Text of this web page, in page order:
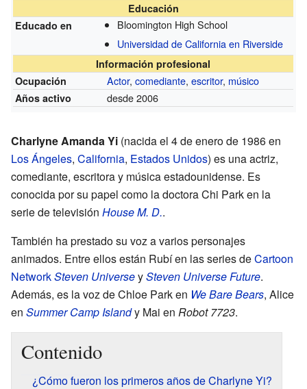
Educación
Educado en
Bloomington High School
Universidad de California en Riverside
Información profesional
Ocupación
Actor,comediante,escritor, músico
Años activo desde 2006
Charlyne Amanda Yi (nacida el 4 de enero de 1986 en
Los Ángeles, California, Estados Unidos) es una actriz,
comediante, escritora y música estadounidense. Es
conocida por su papel como la doctora Chi Park en la
serie de televisión House M. D..
También ha prestado su voz a varios personajes
animados. Entre ellos están Rubí en las series deCartoon
NetworkSteven UniverseySteven Universe Future.
Además, es la voz de Chloe Park en We Bare Bears, Alice
en Summer Camp Islandy Mai en Robot 7723.
Contenido
¿Cómo fueron los primeros años de Charlyne Yi?